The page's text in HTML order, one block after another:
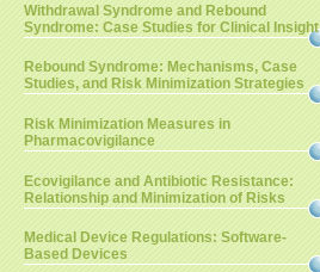
Withdrawal Syndrome and Rebound
Syndrome: Case Studies for Clinical Insight
Rebound Syndrome: Mechanisms, Case
Studies, and Risk Minimization Strategies
Risk Minimization Measures in
Pharmacovigilance
Ecovigilance and Antibiotic Resistance:
Relationship and Minimization of Risks
Medical Device Regulations: Software-
Based Devices